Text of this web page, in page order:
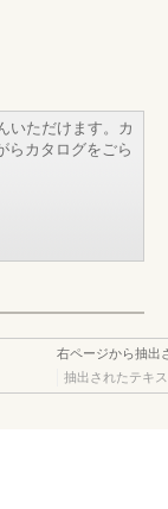
いただけます。カ
らカタログをごら
右ページから抽出
抽出されたテキ